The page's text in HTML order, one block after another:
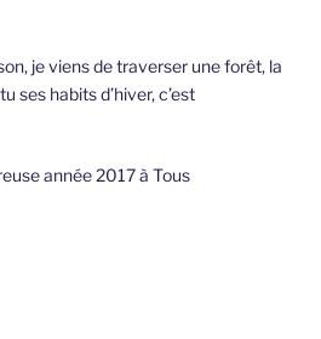
je viens de traverser une forêt, la
ses habits d’hiver, c’est
année 2017 à Tous